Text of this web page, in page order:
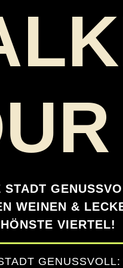
STADT
WEINEN &
VIERTEL!